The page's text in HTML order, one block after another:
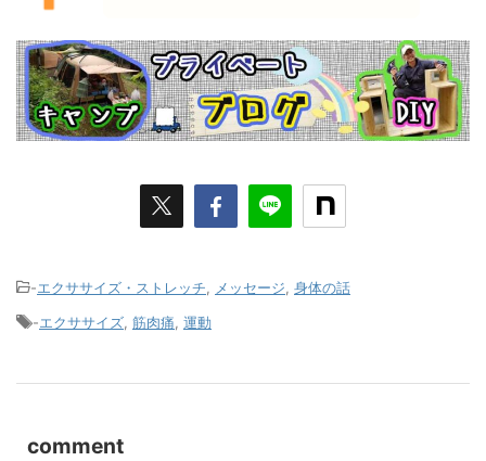
ち悪いと感
甲骨の下
）にか ...
起こることが多く、見た目が老けて見
えたり、自信がなさそうな印象を ...
た後のよう
り、十分な
-エクササイズ・ストレッチ メッセージ 身体の話
-エクササイズ 筋肉痛 運動
comment